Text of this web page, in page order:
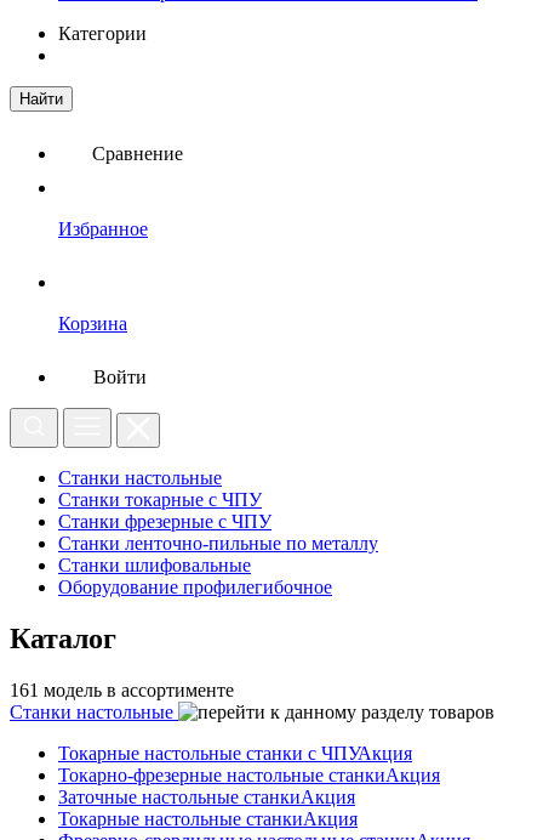
Категории
Найти
Сравнение
Избранное
Корзина
Войти
Станки настольные
Станки токарные с ЧПУ
Станки фрезерные с ЧПУ
Станки ленточно-пильные по металлу
Станки шлифовальные
Оборудование профилегибочное
Каталог
161 модель в ассортименте
Станки настольные
Токарные настольные станки с ЧПУАкция
Токарно-фрезерные настольные станкиАкция
Заточные настольные станкиАкция
Токарные настольные станкиАкция